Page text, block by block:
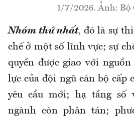
1/7/2026. Ảnh: Bộ
Nhóm thứ nhất, đó là sự
chế ở một số lĩnh vực; sự
quyền được giao với
lực của đội ngũ cán bộ cấp
yêu cầu mới; hạ tầng số
ngành còn phân tán;